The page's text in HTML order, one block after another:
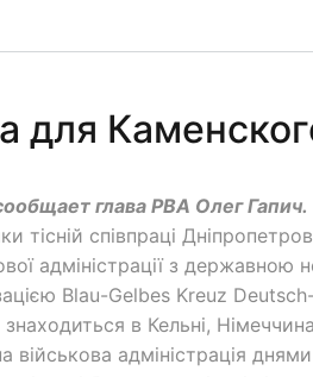
для
глава РВА Олег Гапич.
тісній співпраці
адміністрації з державною
Blau-Gelbes Kreuz
в Кельні,
військова адміністрація